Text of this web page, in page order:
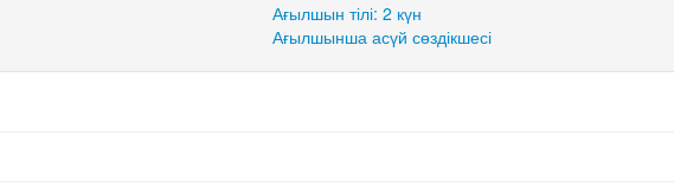
Ағылшын тілі: 2 күн
Ағылшынша асүй сөздікшесі